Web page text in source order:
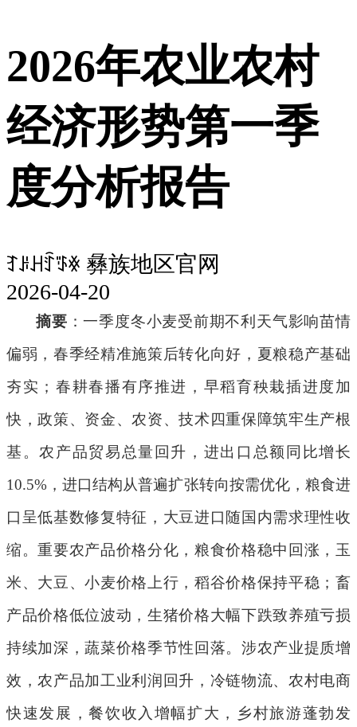
2026年农业农村
经济形势第一季
度分析报告
ꆈꌠꃅꄷꈄꏍ 彝族地区官网
2026-04-20
摘要 ：一季度冬小麦受前期不利天气影响苗情
偏弱，春季经精准施策后转化向好，夏粮稳产基础
夯实；春耕春播有序推进，早稻育秧栽插进度加
快，政策、资金、农资、技术四重保障筑牢生产根
基。农产品贸易总量回升，进出口总额同比增长
10.5% ，进口结构从普遍扩张转向按需优化，粮食进
口呈低基数修复特征，大豆进口随国内需求理性收
缩。重要农产品价格分化，粮食价格稳中回涨，玉
米、大豆、小麦价格上行，稻谷价格保持平稳；畜
产品价格低位波动，生猪价格大幅下跌致养殖亏损
持续加深，蔬菜价格季节性回落。涉农产业提质增
效，农产品加工业利润回升，冷链物流、农村电商
快速发展，餐饮收入增幅扩大，乡村旅游蓬勃发